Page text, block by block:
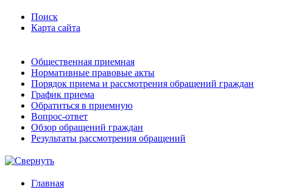
Поиск
Карта сайта
Общественная приемная
Нормативные правовые акты
Порядок приема и рассмотрения обращений граждан
График приема
Обратиться в приемную
Вопрос-ответ
Обзор обращений граждан
Результаты рассмотрения обращений
Главная